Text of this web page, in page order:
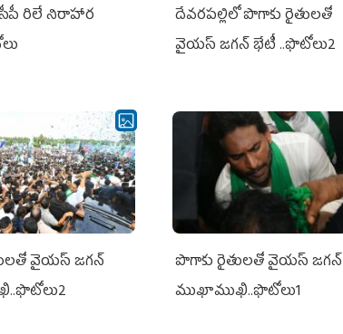
రిలే నిరాహార
దేవరపల్లిలో పొగాకు రైతులతో
వైయస్ జగన్ భేటీ ..ఫొటోలు2
వైయ‌స్ జ‌గ‌న్
పొగాకు రైతుల‌తో వైయ‌స్ జ‌గ‌న్
ముఖాముఖి..ఫొటోలు1